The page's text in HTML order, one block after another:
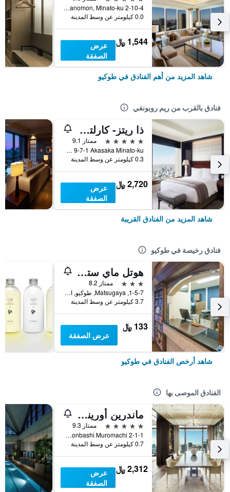
2-10-4 Toranomon, Minato-ku, طوكيو, اليابان
0.0 كيلومتر عن وسط المدينة
1,544 ﷼
عرض
الصفقة
شاهد المزيد من أهم الفنادق في طوكيو
فنادق بالقرب من ريم روبونغي
ذا ريتز- كارلتون، طوكيو
5 نجوم
ممتاز 9.1
Tokyo Midtown 9-7-1 Akasaka Minato-ku, طوكيو, اليابان
0.3 كيلومتر عن وسط المدينة
2,720 ﷼
عرض
الصفقة
شاهد المزيد من الفنادق القريبة
فنادق رخيصة في طوكيو
هوتل ماي ستايز أوينو إناريتشو
3 نجوم
ممتاز 8.2
1-5-7, Matsugaya, طوكيو, اليابان
3.7 كيلومتر عن وسط المدينة
133 ﷼
عرض الصفقة
شاهد أرخص الفنادق في طوكيو
الفنادق الموصى بها
ماندرين أورينتال، طوكيو
5 نجوم
ممتاز 9.3
2-1-1 Nihonbashi Muromachi, طوكيو, اليابان
0.7 كيلومتر عن وسط المدينة
2,312 ﷼
عرض
الصفقة